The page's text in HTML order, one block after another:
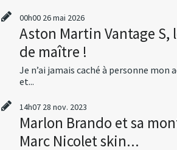
00h00 26mai 2026
Aston Martin Vantage S,
de maître !
Je n’ai jamais caché à personne mon
et...
14h07 28 nov. 2023
Marlon Brando et sa
Marc Nicolet skin...